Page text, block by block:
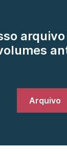
Arquivo